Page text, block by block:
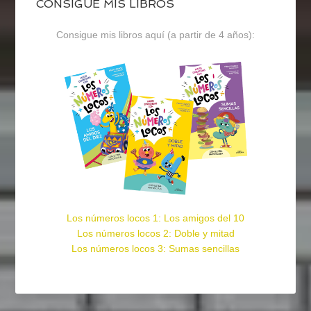
CONSIGUE MIS LIBROS
Consigue mis libros aquí (a partir de 4 años):
Los números locos 1: Los amigos del 10
Los números locos 2: Doble y mitad
Los números locos 3: Sumas sencillas